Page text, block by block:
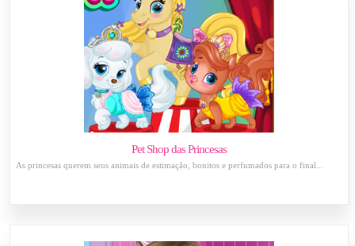
Pet Shop das Princesas
As princesas querem seus animais de estimação, bonitos e perfumados para o final...